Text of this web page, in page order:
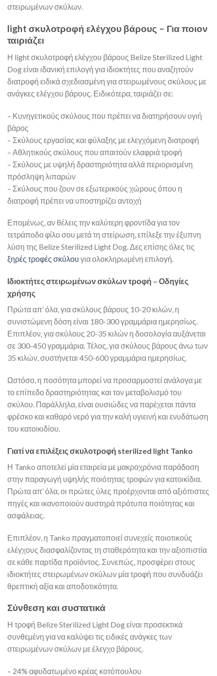
στειρωμένων σκύλων.
light σκυλοτροφή ελέγχου βάρους – Για ποιον
ταιριάζει
Η light σκυλοτροφή ελέγχου βάρους Belize Sterilized Light
Dog είναι ιδανική επιλογή για ιδιοκτήτες που αναζητούν
διατροφή ειδικά σχεδιασμένη για στειρωμένους σκύλους με
ανάγκες ελέγχου βάρους. Ειδικότερα, ταιριάζει σε:
– Κυνηγετικούς σκύλους που πρέπει να διατηρήσουν υγιή
βάρος
– Σκύλους εργασίας και φύλαξης με ελεγχόμενη διατροφή
– Αθλητικούς σκύλους που απαιτούν ελαφριά τροφή
– Σκύλους με υψηλή δραστηριότητα αλλά περιορισμένη
πρόσληψη λιπαρών
– Σκύλους που ζουν σε εξωτερικούς χώρους όπου η
διατροφή πρέπει να υποστηρίζει αντοχή
Επομένως, αν θέλεις την καλύτερη φροντίδα για τον
τετράποδο φίλο σου μετά τη στείρωση, επίλεξε την έξυπνη
λύση της Belize Sterilized Light Dog. Δες επίσης όλες τις
ξηρές τροφές σκύλου για ολοκληρωμένη επιλογή.
Ιδιοκτήτες στειρωμένων σκύλων τροφή – Οδηγίες
χρήσης
Πρώτα απ’ όλα, για σκύλους βάρους 10-20 κιλών, η
συνιστώμενη δόση είναι 180-300 γραμμάρια ημερησίως.
Επιπλέον, για σκύλους 20-35 κιλών η δοσολογία αυξάνεται
σε 300-450 γραμμάρια. Τέλος, για σκύλους βάρους άνω των
35 κιλών, συστήνεται 450-600 γραμμάρια ημερησίως.
Ωστόσο, η ποσότητα μπορεί να προσαρμοστεί ανάλογα με
το επίπεδο δραστηριότητας και τον μεταβολισμό του
σκύλου. Παράλληλα, είναι ουσιώδες να παρέχεται πάντα
φρέσκο και καθαρό νερό για την καλή υγιεινή και ενυδάτωση
του κατοικιδίου.
Γιατί να επιλέξεις σκυλοτροφή sterilized light Tanko
Η Tanko αποτελεί μία εταιρεία με μακροχρόνια παράδοση
στην παραγωγή υψηλής ποιότητας τροφών για κατοικίδια.
Πρώτα απ’ όλα, οι πρώτες ύλες προέρχονται από αξιόπιστες
πηγές και ικανοποιούν αυστηρά πρότυπα ποιότητας και
ασφάλειας.
Επιπλέον, η Tanko πραγματοποιεί συνεχείς ποιοτικούς
ελέγχους διασφαλίζοντας τη σταθερότητα και την αξιοπιστία
σε κάθε παρτίδα προϊόντος. Συνεπώς, προσφέρει στους
ιδιοκτήτες στειρωμένων σκύλων μία τροφή που συνδυάζει
θρεπτική αξία και αποδοτικότητα.
Σύνθεση και συστατικά
Η τροφή Belize Sterilized Light Dog είναι προσεκτικά
συνθεμένη για να καλύψει τις ειδικές ανάγκες των
στειρωμένων σκύλων με έλεγχο βάρους.
– 24% αφυδατωμένο κρέας κοτόπουλου